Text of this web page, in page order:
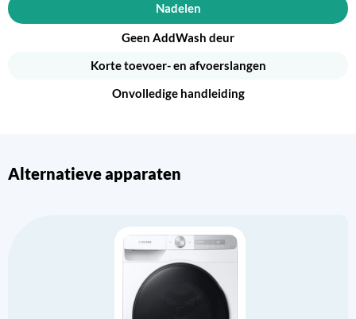
Nadelen
Geen AddWash deur
Korte toevoer- en afvoerslangen
Onvolledige handleiding
Alternatieve apparaten